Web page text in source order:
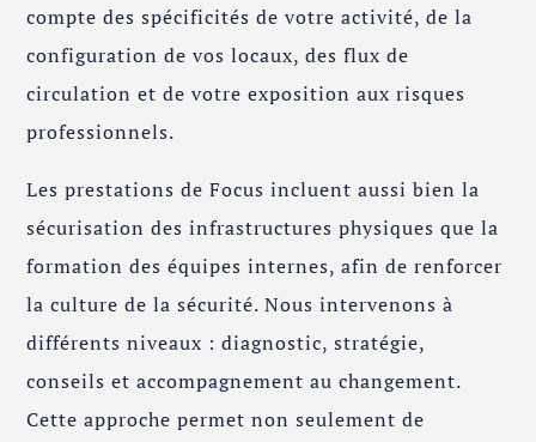
compte des spécificités de votre activité, de la
configuration de vos locaux, des flux de
circulation et de votre exposition aux risques
professionnels.
Les prestations de Focus incluent aussi bien la
sécurisation des infrastructures physiques que la
formation des équipes internes, afin de renforcer
la culture de la sécurité. Nous intervenons à
différents niveaux : diagnostic, stratégie,
conseils et accompagnement au changement.
Cette approche permet non seulement de